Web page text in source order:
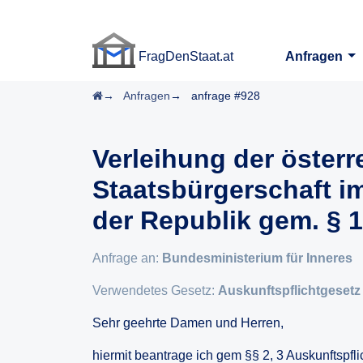
FragDenStaat.at
Anfragen
Startseite
Anfragen anfrage #928
Verleihung der
Staatsbürgerschaft
der Republik gem. §
Anfrage an: Bundesministerium für Inneres
Verwendetes Gesetz: Auskunftspflichtgesetz
Sehr geehrte Damen und Herren,
hiermit beantrage ich gem §§ 2, 3